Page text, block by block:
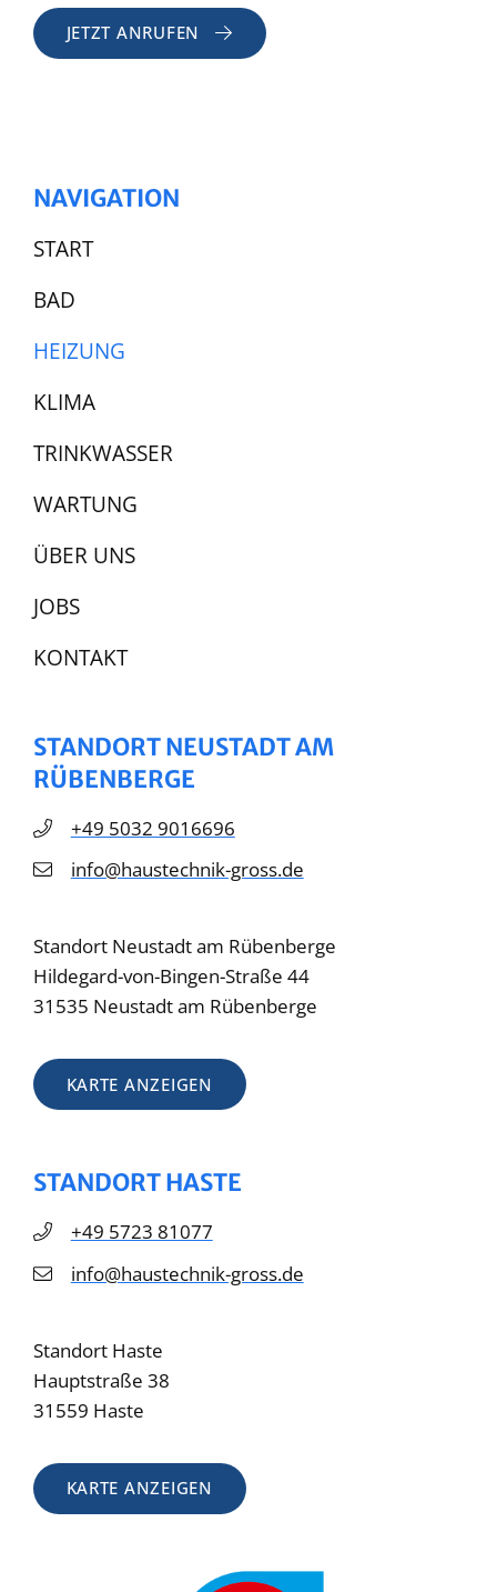
JETZT ANRUFEN
Footer
NAVIGATION
START
BAD
HEIZUNG
KLIMA
TRINKWASSER
WARTUNG
ÜBER UNS
JOBS
KONTAKT
STANDORT NEUSTADT AM
RÜBENBERGE
+49 5032 9016696
info@haustechnik-gross.de
Standort Neustadt am Rübenberge
Hildegard-von-Bingen-Straße 44
31535 Neustadt am Rübenberge
KARTE ANZEIGEN
STANDORT HASTE
+49 5723 81077
info@haustechnik-gross.de
Standort Haste
Hauptstraße 38
31559 Haste
KARTE ANZEIGEN